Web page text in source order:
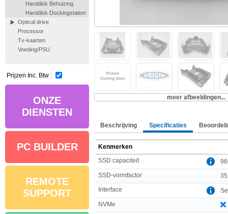
Harddisk Behuizing
Harddisk Dockingstation
Optical drive
Processor
Tv-kaarten
Voeding/PSU
Prijzen Inc. Btw :
ONZE
DIENSTEN
PC BUILDER
REMOTE
SUPPORT
meer afbeeldingen...
Beschrijving Specificaties
Kenmerken
SSD capaciteit
SSD-vormfactor
35
Interface
NVMe